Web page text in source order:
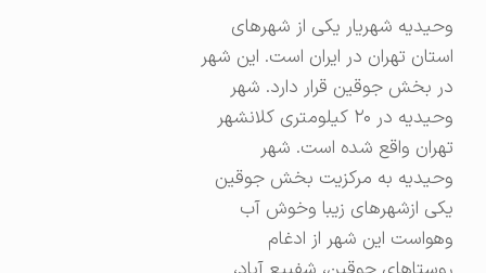
وحیدیه شهریار یکی از شهرهای
استان تهران در ایران است. این شهر
در بخش جوقین قرار دارد. شهر
وحیدیه در ۲۰ کیلومتری کلانشهر
تهران واقع شده‌ است. شهر
وحیدیه به مرکزیت بخش جوقین
یکی ازشهرهای زیبا وخوش آب
وهواست این شهر از ادغام